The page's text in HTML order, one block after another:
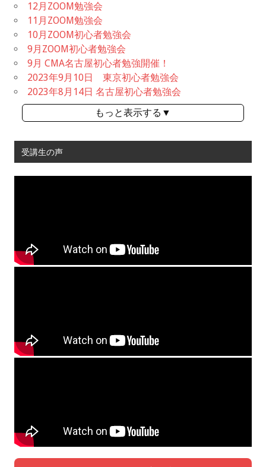
12月ZOOM勉強会
11月ZOOM勉強会
10月ZOOM初心者勉強会
9月ZOOM初心者勉強会
9月 CMA名古屋初心者勉強開催！
2023年9月10日 東京初心者勉強会
2023年8月14日 名古屋初心者勉強会
もっと表示する▼
受講生の声